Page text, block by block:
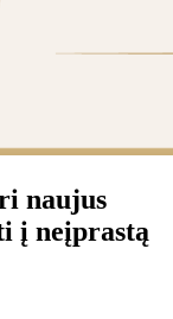
naujus
į neįprastą